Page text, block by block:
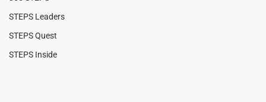
STEPS Leaders
STEPS Quest
STEPS Inside